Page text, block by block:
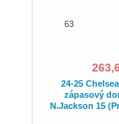
63
24-25
zápasový
N.Jackson 15